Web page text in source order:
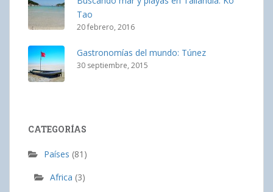
Tao
20 febrero, 2016
Gastronomías del mundo: Túnez
30 septiembre, 2015
CATEGORÍAS
Países (81)
Africa (3)